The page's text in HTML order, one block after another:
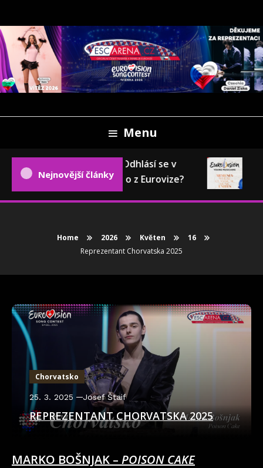
To
Content
ESCARENA.CZ
Menu
Nejnovější články
Eurovizní pokec: Odhlásí se v
příštím roce Česko z Eurovize?
Home 2026 Květen
16
Reprezentant Chorvatska 2025
Chorvatsko
25. 3. 2025 Josef Štaif
REPREZENTANT CHORVATSKA 2025
MARKO BOŠNJAK – POISON CAKE